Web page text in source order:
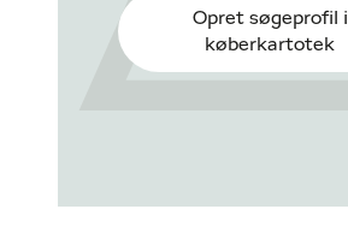
Opret søgeprofil i
køberkartotek